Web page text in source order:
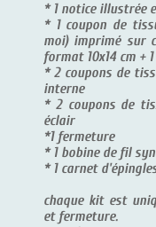
* 1 notice illustrée
* 1 coupon de
moi) imprimé sur
format 10x14 cm +
* 2 coupons de
interne
* 2 coupons de
éclair
*1 fermeture
* 1 bobine de fil
* 1 carnet
chaque kit est
et fermeture.